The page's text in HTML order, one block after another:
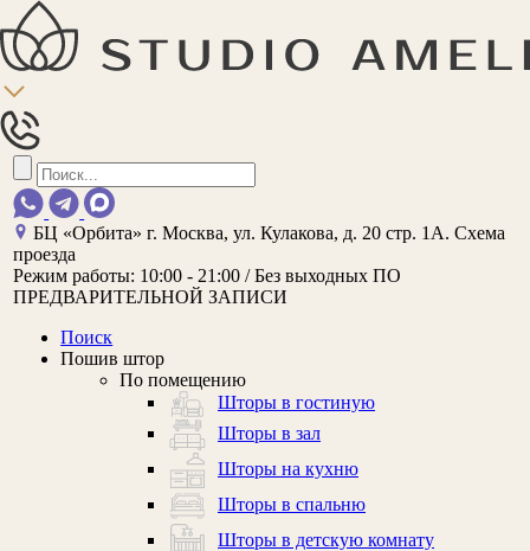
БЦ «Орбита»г. Москва, ул. Кулакова, д. 20 стр. 1А. Схема
проезда
Режим работы: 10:00 - 21:00 / Без выходных ПО
ПРЕДВАРИТЕЛЬНОЙ ЗАПИСИ
Поиск
Пошив штор
По помещению
Шторы в гостиную
Шторы в зал
Шторы на кухню
Шторы в спальню
Шторы в детскую комнату